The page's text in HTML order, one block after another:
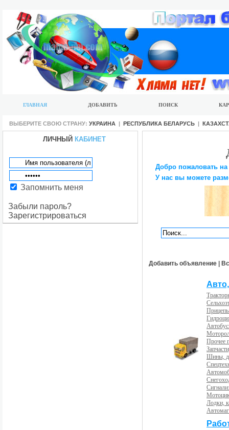
ГЛАВНАЯ ДОБАВИТЬ ПОИСК
ВЫБЕРИТЕ СВОЮ СТРАНУ: УКРАИНА | РЕСПУБЛИКА БЕЛАРУСЬ |
ЛИЧНЫЙ КАБИНЕТ
Запомнить меня
Забыли пароль?
Зарегистрироваться
Добро пожаловать
У нас вы можете
Добавить объявление |
Прочее
Шины,
Лодки,